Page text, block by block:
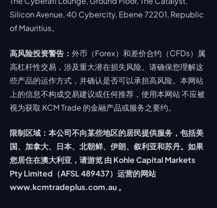
Silicon Avenue, 40 Cybercity, Ebene 72201, Republic
of Mauritius。
高风险投资警告： 外币（Forex）和差价合约（CFDs）属
高杠杆性交易，涉及重大潜在损失风险。请确保您理解这
些产品的运作方式，并确认是否可以承担高风险。本网站
上的信息不构成交易建议或任何推荐，使用本网站 不应被
视为获取 KCM Trade 的金融产品或服务之要约。
限制区域：本公司不向某些地区的居民提供服务，包括美
国、加拿大、日本、北朝鲜、伊朗、叙利亚和苏丹。如果
您居住在澳大利亚，请游览 由 Kohle Capital Markets
Pty Limited（AFSL 489437）运营的网站
www.kcmtradeplus.com.au 。